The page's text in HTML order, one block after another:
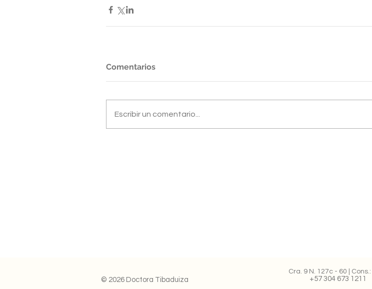
Comentarios
Escribir un comentario...
© 2026 Doctora Tibaduiza
Cra. 9 N. 127c - 60 |
+57 304 673 1211